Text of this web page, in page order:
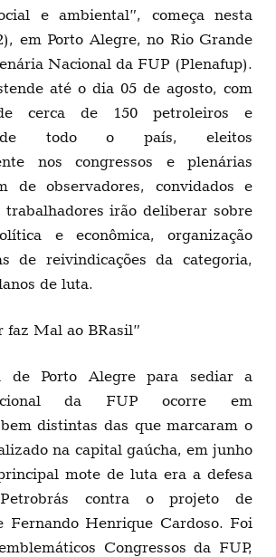
e ambiental”, começa nesta
em Porto Alegre, no Rio Grande
Nacional da FUP (Plenafup).
até o dia 05 de agosto, com
cerca de 150 petroleiros e
de todo o país, eleitos
nos congressos e plenárias
de observadores, convidados e
trabalhadores irão deliberar sobre
e econômica, organização
de reivindicações da categoria,
de luta.
faz Mal ao BRasil”
de Porto Alegre para sediar a
da FUP ocorre em
distintas das que marcaram o
na capital gaúcha, em junho
mote de luta era a defesa
contra o projeto de
Fernando Henrique Cardoso. Foi
Congressos da FUP,